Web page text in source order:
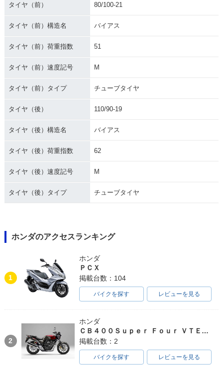
タイヤ（前） 80/100-21
タイヤ（前）構造名 バイアス
タイヤ（前）荷重指数 51
タイヤ（前）速度記号 M
タイヤ（前）タイプ チューブタイヤ
タイヤ（後） 110/90-19
タイヤ（後）構造名 バイアス
タイヤ（後）荷重指数 62
タイヤ（後）速度記号 M
タイヤ（後）タイプ チューブタイヤ
ホンダのアクセスランキング
1
ホンダ
ＰＣＸ
掲載台数：104
バイクを探す レビューを見る
2
ホンダ
ＣＢ４００Ｓｕｐｅｒ Ｆｏｕｒ ＶＴＥＣ ＳＰＥＣ３
掲載台数：2
バイクを探す レビューを見る